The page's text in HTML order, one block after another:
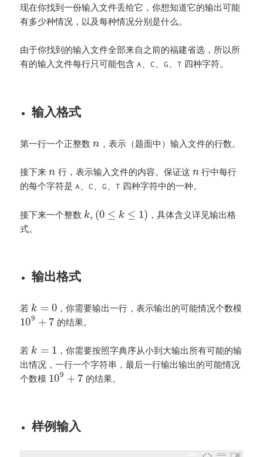
现在你找到一份输入文件丢给它，你想知道它的输出可能
有多少种情况，以及每种情况分别是什么。
由于你找到的输入文件全部来自之前的福建省选，所以所
有的输入文件每行只可能包含A 、C 、G 、T 四种字符。
输入格式
第一行一个正整数n ，表示（题面中）输入文件的行数。
接下来n 行，表示输入文件的内容。保证这 n 行中每行
的每个字符是A 、C 、G 、T 四种字符中的一种。
接下来一个整数 k, (0 ≤ k ≤ 1) ，具体含义详见输出格
式。
输出格式
若 k = 0 ，你需要输出一行，表示输出的可能情况个数模
109 + 7 的结果。
若 k = 1 ，你需要按照字典序从小到大输出所有可能的输
出情况，一行一个字符串，最后一行输出输出的可能情况
个数模 109 + 7 的结果。
样例输入